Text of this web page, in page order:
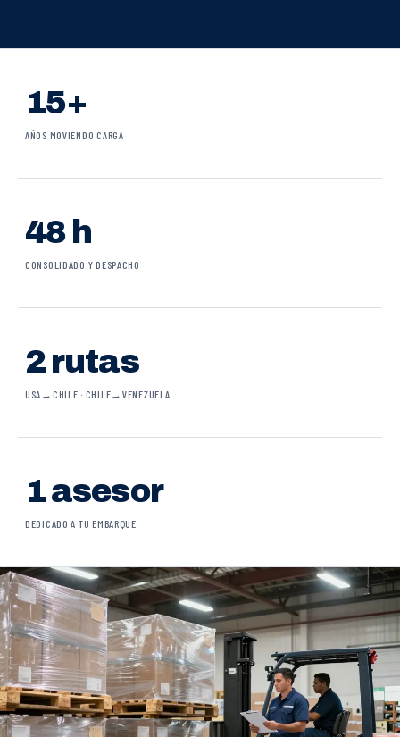
15+
AÑOS MOVIENDO CARGA
48 h
CONSOLIDADO Y DESPACHO
2 rutas
USA→CHILE · CHILE→VENEZUELA
1 asesor
DEDICADO A TU EMBARQUE